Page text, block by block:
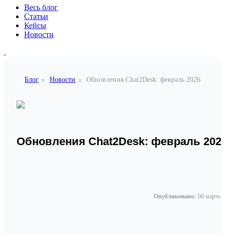
Весь блог
Статьи
Кейсы
Новости
Блог Новости Обновления Chat2Desk: февраль 2026
Обновления Chat2Desk: февраль
Опубликовано: 06 марта